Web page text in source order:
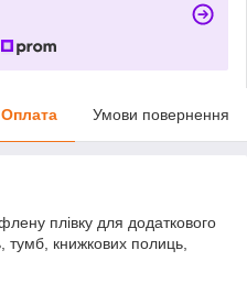
Оплата Умови повернення
плівку для додаткового
тумб, книжкових полиць,